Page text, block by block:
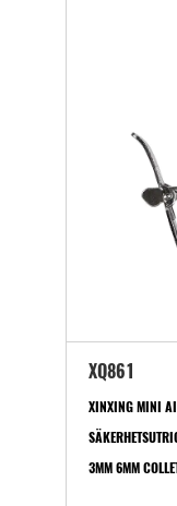
XQ861
XINXING MINI
3MM 6MM